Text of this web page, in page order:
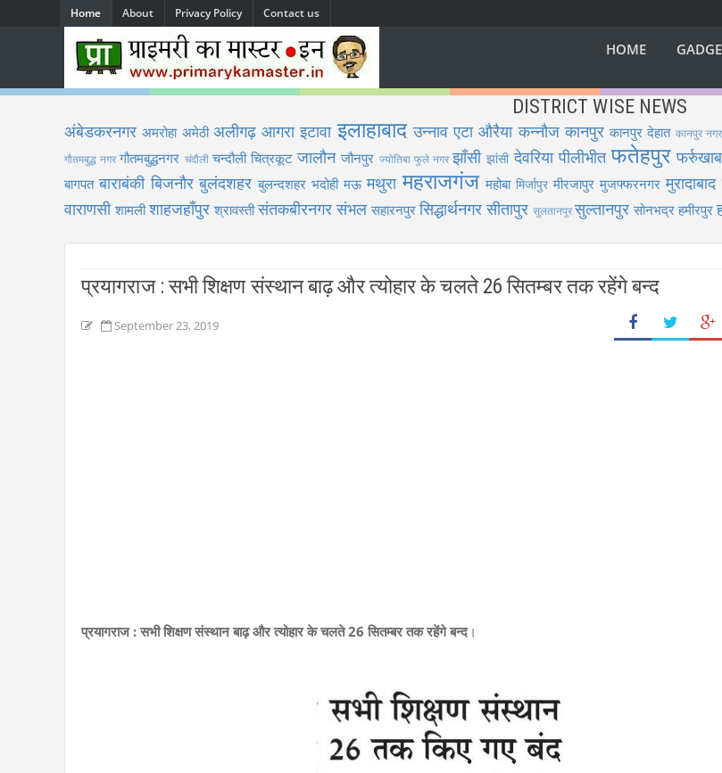
Home About Privacy Policy Contact us
HOME
DISTRICT WISE NEWS
अंबेडकरनगर अमरोहा अमेठी अलीगढ़ आगरा इटावा इलाहाबाद उन्नाव एटा औरैया कन्नौज कानपुर कानपुर देहात कानपुर नगर
गौतमबुद्ध नगर गौतमबुद्धनगर चंदौली चन्दौली चित्रकूट जालौन जौनपुर ज्योतिबा फुले नगर झाँसी झांसी देवरिया पीलीभीत फतेहपुर
बागपत बाराबंकी बिजनौर बुलंदशहर बुलन्दशहर भदोही मऊ मथुरा महराजगंज महोबा मिर्जापुर मीरजापुर मुजफ्फरनगर मुरादाबाद
वाराणसी शामली शाहजहाँपुर श्रावस्ती संतकबीरनगर संभल सहारनपुर सिद्धार्थनगर सीतापुर सुलतानपुरसुल्तानपुर सोनभद्र हमीरपुर
प्रयागराज : सभी शिक्षण संस्थान बाढ़ और त्योहार के चलते 26 सितम्बर तक रहेंगे बन्द
September 23, 2019
प्रयागराज : सभी शिक्षण संस्थान बाढ़ और त्योहार के चलते 26 सितम्बर तक रहेंगे बन्द।